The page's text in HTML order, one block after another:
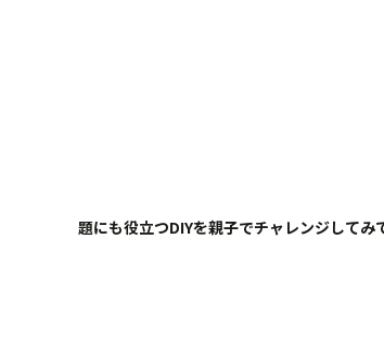
題にも役立つDIYを親子でチャレンジしてみ